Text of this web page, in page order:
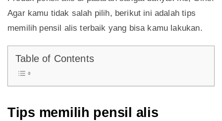
Agar kamu tidak salah pilih, berikut ini adalah tips
memilih pensil alis terbaik yang bisa kamu lakukan.
Table of Contents
Tips memilih pensil alis